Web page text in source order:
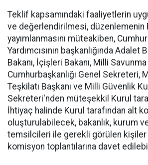
Teklif kapsamındaki faaliyetlerin
ve değerlendirilmesi, düzenlemenin
yayımlanmasını müteakiben,
Yardımcısının başkanlığında Adalet
Bakanı, İçişleri Bakanı, Milli Savunma
Cumhurbaşkanlığı Genel Sekreteri,
Teşkilatı Başkanı ve Milli Güvenlik
Sekreteri'nden müteşekkil Kurul
İhtiyaç halinde Kurul tarafından alt
oluşturulabilecek, bakanlık, kurum
temsilcileri ile gerekli görülen kişiler
komisyon toplantılarına davet